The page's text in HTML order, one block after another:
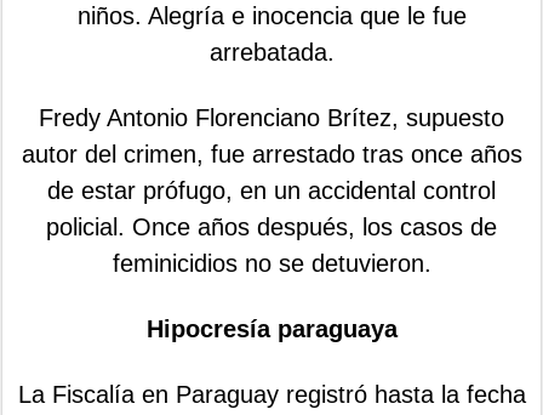
niños. Alegría e inocencia que le fue
arrebatada.
Fredy Antonio Florenciano Brítez, supuesto
autor del crimen, fue arrestado tras once años
de estar prófugo, en un accidental control
policial. Once años después, los casos de
feminicidios no se detuvieron.
Hipocresía paraguaya
La Fiscalía en Paraguay registró hasta la fecha